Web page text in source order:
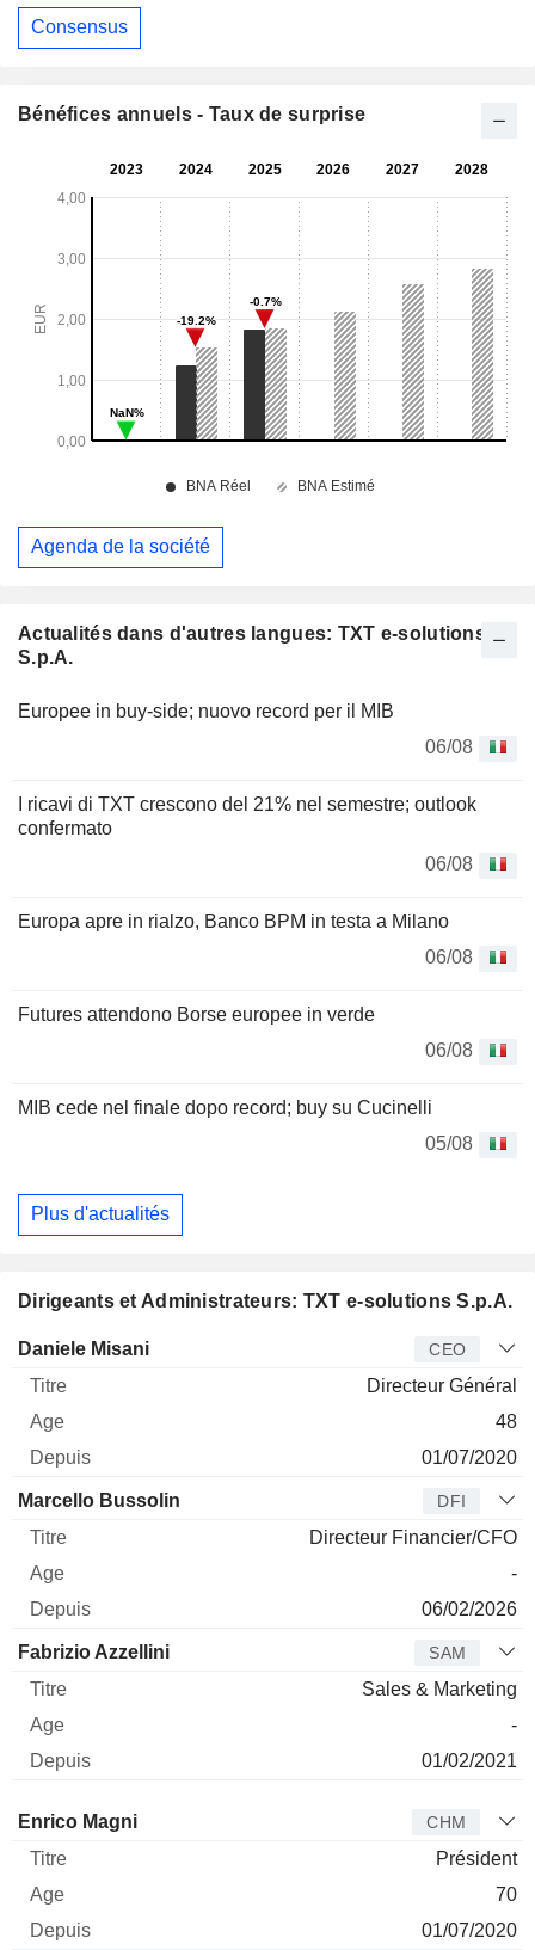
Actualités dans d'autres langues: TXT e-solutions
S.p.A.
Europee in buy-side; nuovo record per il MIB
06/08
I ricavi di TXT crescono del 21% nel semestre; outlook
confermato
06/08
Europa apre in rialzo, Banco BPM in testa a Milano
06/08
Futures attendono Borse europee in verde
06/08
MIB cede nel finale dopo record; buy su Cucinelli
05/08
Plus d'actualités
Dirigeants et Administrateurs: TXT e-solutions S.p.A.
Dirigeant Titre
Daniele Misani CEO
Directeur Général
48
01/07/2020
Marcello Bussolin DFI
Directeur Financier/CFO
-
06/02/2026
Fabrizio Azzellini SAM
Sales & Marketing
-
01/02/2021
Administrateur
Enrico Magni CHM
Président
70
01/07/2020
Consensus
Bénéfices annuels - Taux de surprise
Agenda de la société